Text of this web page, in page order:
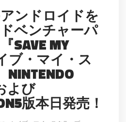
ンドロイドを
ベンチャーパ
SAVE MY
ブ・マイ・ス
よび
版本日発売！